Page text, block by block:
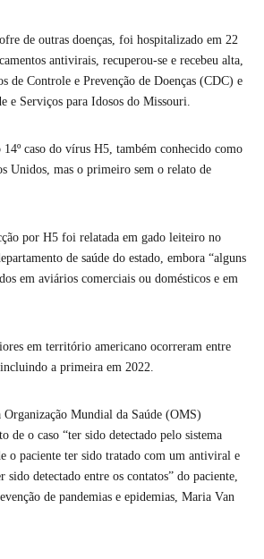
de outras doenças, foi hospitalizado em 22
antivirais, recuperou-se e recebeu alta,
de Controle e Prevenção de Doenças (CDC) e
e Serviços para Idosos do Missouri.
caso do vírus H5, também conhecido como
Unidos, mas o primeiro sem o relato de
por H5 foi relatada em gado leiteiro no
de saúde do estado, embora “alguns
em aviários comerciais ou domésticos e em
em território americano ocorreram entre
a primeira em 2022.
Organização Mundial da Saúde (OMS)
de o caso “ter sido detectado pelo sistema
o paciente ter sido tratado com um antiviral e
sido detectado entre os contatos” do paciente,
de pandemias e epidemias, Maria Van